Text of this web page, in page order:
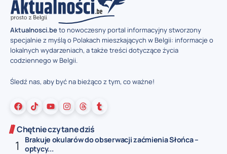
Aktualnosci.beto nowoczesny portal informacyjny stworzony
specjalnie z myślą o Polakach mieszkających w Belgii: informacje o
lokalnych wydarzeniach, a także treści dotyczące życia
codziennego w Belgii.
Śledź nas, aby być na bieżąco z tym, co ważne!
Chętnie czytane dziś
Brakuje okularów do obserwacji zaćmienia Słońca –
optycy...